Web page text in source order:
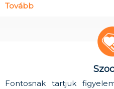
Tovább
Fontosnak tartjuk